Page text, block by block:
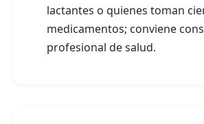
lactantes o quienes toman
medicamentos; conviene
profesional de salud.